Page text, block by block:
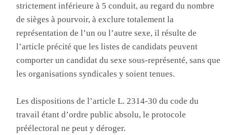
strictement inférieure à 5 conduit, au regard du nombre
de sièges à pourvoir, à exclure totalement la
représentation de l’un ou l’autre sexe, il résulte de
l’article précité que les listes de candidats peuvent
comporter un candidat du sexe sous-représenté, sans que
les organisations syndicales y soient tenues.
Les dispositions de l’article L. 2314-30 du code du
travail étant d’ordre public absolu, le protocole
préélectoral ne peut y déroger.